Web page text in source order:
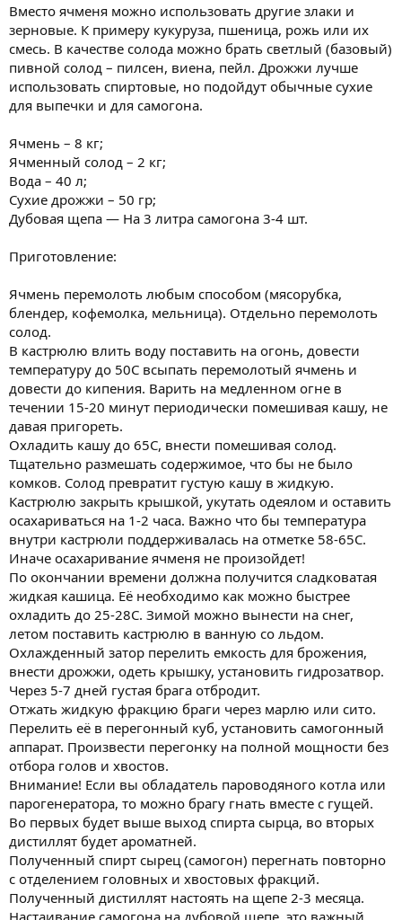
Вместо ячменя можно использовать другие злаки и
зерновые. К примеру кукуруза, пшеница, рожь или их
смесь. В качестве солода можно брать светлый (базовый)
пивной солод – пилсен, виена, пейл. Дрожжи лучше
использовать спиртовые, но подойдут обычные сухие
для выпечки и для самогона.
Ячмень – 8 кг;
Ячменный солод – 2 кг;
Вода – 40 л;
Сухие дрожжи – 50 гр;
Дубовая щепа — На 3 литра самогона 3-4 шт.
Приготовление:
Ячмень перемолоть любым способом (мясорубка,
блендер, кофемолка, мельница). Отдельно перемолоть
солод.
В кастрюлю влить воду поставить на огонь, довести
температуру до 50С всыпать перемолотый ячмень и
довести до кипения. Варить на медленном огне в
течении 15-20 минут периодически помешивая кашу, не
давая пригореть.
Охладить кашу до 65С, внести помешивая солод.
Тщательно размешать содержимое, что бы не было
комков. Солод превратит густую кашу в жидкую.
Кастрюлю закрыть крышкой, укутать одеялом и оставить
осахариваться на 1-2 часа. Важно что бы температура
внутри кастрюли поддерживалась на отметке 58-65С.
Иначе осахаривание ячменя не произойдет!
По окончании времени должна получится сладковатая
жидкая кашица. Её необходимо как можно быстрее
охладить до 25-28С. Зимой можно вынести на снег,
летом поставить кастрюлю в ванную со льдом.
Охлажденный затор перелить емкость для брожения,
внести дрожжи, одеть крышку, установить гидрозатвор.
Через 5-7 дней густая брага отбродит.
Отжать жидкую фракцию браги через марлю или сито.
Перелить её в перегонный куб, установить самогонный
аппарат. Произвести перегонку на полной мощности без
отбора голов и хвостов.
Внимание! Если вы обладатель пароводяного котла или
парогенератора, то можно брагу гнать вместе с гущей.
Во первых будет выше выход спирта сырца, во вторых
дистиллят будет ароматней.
Полученный спирт сырец (самогон) перегнать повторно
с отделением головных и хвостовых фракций.
Полученный дистиллят настоять на щепе 2-3 месяца.
Настаивание самогона на дубовой щепе, это важный